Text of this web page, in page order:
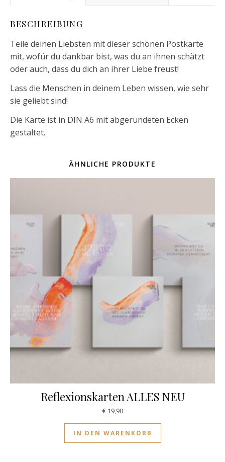
BESCHREIBUNG
Teile deinen Liebsten mit dieser schönen Postkarte
mit, wofür du dankbar bist, was du an ihnen schätzt
oder auch, dass du dich an ihrer Liebe freust!
Lass die Menschen in deinem Leben wissen, wie sehr
sie geliebt sind!
Die Karte ist in DIN A6 mit abgerundeten Ecken
gestaltet.
ÄHNLICHE PRODUKTE
Reflexionskarten ALLES NEU
€19,90
IN DEN WARENKORB